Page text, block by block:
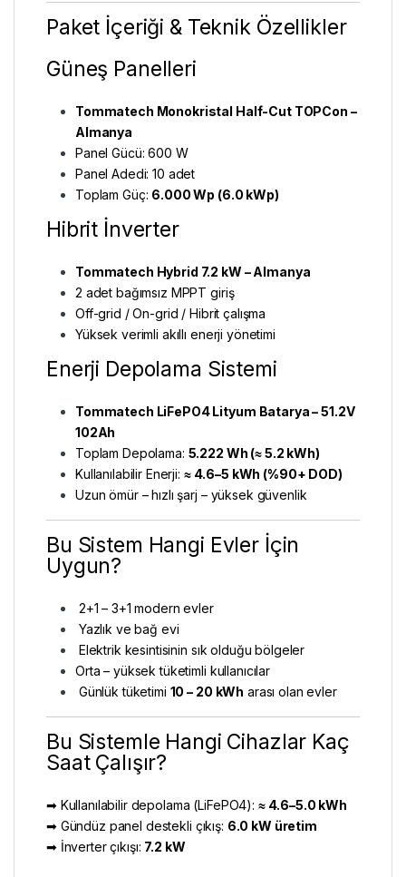
Paket İçeriği & Teknik Özellikler
Güneş Panelleri
Tommatech Monokristal Half-Cut TOPCon –
Almanya
Panel Gücü: 600 W
Panel Adedi: 10 adet
Toplam Güç: 6.000 Wp (6.0 kWp)
Hibrit İnverter
Tommatech Hybrid 7.2 kW – Almanya
2 adet bağımsız MPPT giriş
Off-grid / On-grid / Hibrit çalışma
Yüksek verimli akıllı enerji yönetimi
Enerji Depolama Sistemi
Tommatech LiFePO4 Lityum Batarya – 51.2V
102Ah
Toplam Depolama: 5.222 Wh (≈ 5.2 kWh)
Kullanılabilir Enerji: ≈ 4.6–5 kWh (%90+ DOD)
Uzun ömür – hızlı şarj – yüksek güvenlik
Bu Sistem Hangi Evler İçin
Uygun?
2+1 – 3+1 modern evler
Yazlık ve bağ evi
Elektrik kesintisinin sık olduğu bölgeler
Orta – yüksek tüketimli kullanıcılar
Günlük tüketimi 10 – 20 kWh arası olan evler
Bu Sistemle Hangi Cihazlar Kaç
Saat Çalışır?
➡ Kullanılabilir depolama (LiFePO4): ≈ 4.6–5.0 kWh
➡ Gündüz panel destekli çıkış: 6.0 kW üretim
➡ İnverter çıkışı: 7.2 kW